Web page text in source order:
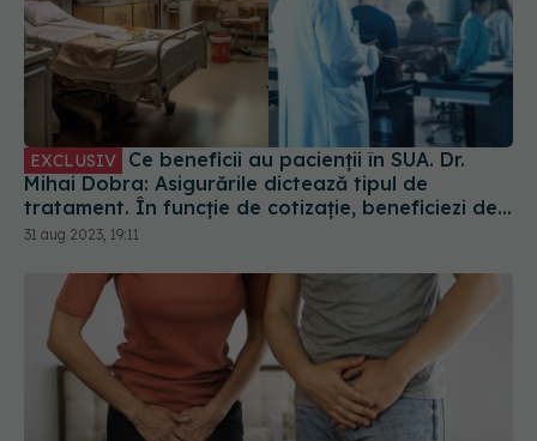
EXCLUSIV
Mihai Dobra: Asigurările dictează tipul de
tratament. În funcție de cotizație, beneficiezi de
tratament. Cam așa stau lucrurile
31 aug 2023, 19:11